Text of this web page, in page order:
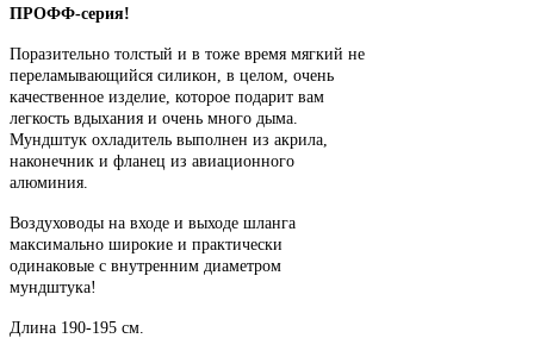
ПРОФФ-серия!
Поразительно толстый и в тоже время мягкий не
переламывающийся силикон, в целом, очень
качественное изделие, которое подарит вам
легкость вдыхания и очень много дыма.
Мундштук охладитель выполнен из акрила,
наконечник и фланец из авиационного
алюминия.
Воздуховоды на входе и выходе шланга
максимально широкие и практически
одинаковые с внутренним диаметром
мундштука!
Длина 190-195 см.